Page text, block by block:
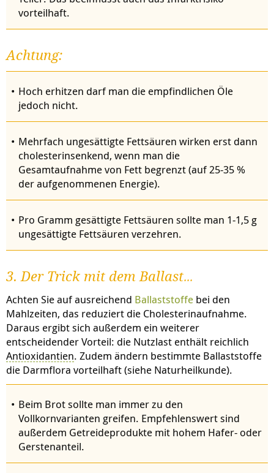
vorteilhaft.
Achtung:
Hoch erhitzen darf man die empfindlichen Öle
jedoch nicht.
Mehrfach ungesättigte Fettsäuren wirken erst dann
cholesterinsenkend, wenn man die
Gesamtaufnahme von Fett begrenzt (auf 25-35 %
der aufgenommenen Energie).
Pro Gramm gesättigte Fettsäuren sollte man 1-1,5 g
ungesättigte Fettsäuren verzehren.
3. Der Trick mit dem Ballast…
Achten Sie auf ausreichend Ballaststoffe bei den
Mahlzeiten, das reduziert die Cholesterinaufnahme.
Daraus ergibt sich außerdem ein weiterer
entscheidender Vorteil: die Nutzlast enthält reichlich
Antioxidantien. Zudem ändern bestimmte Ballaststoffe
die Darmflora vorteilhaft (siehe Naturheilkunde).
Beim Brot sollte man immer zu den
Vollkornvarianten greifen. Empfehlenswert sind
außerdem Getreideprodukte mit hohem Hafer- oder
Gerstenanteil.